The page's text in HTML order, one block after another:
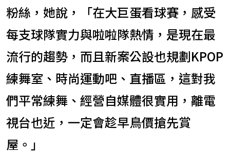
粉絲，她說，「在大巨蛋看球賽，感受
每支球隊實力與啦啦隊熱情，是現在最
流行的趨勢，而且新案公設也規劃KPOP
練舞室、時尚運動吧、直播區，這對我
們平常練舞、經營自媒體很實用，離電
視台也近，一定會趁早鳥價搶先賞
屋。」